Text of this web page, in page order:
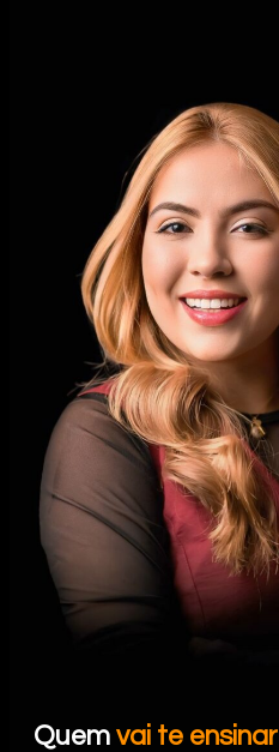
Quem vai te ensinar